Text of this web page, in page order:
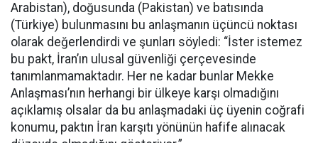
Arabistan), doğusunda (Pakistan) ve batısında
(Türkiye) bulunmasını bu anlaşmanın üçüncü noktası
olarak değerlendirdi ve şunları söyledi: “İster istemez
bu pakt, İran’ın ulusal güvenliği çerçevesinde
tanımlanmamaktadır. Her ne kadar bunlar Mekke
Anlaşması’nın herhangi bir ülkeye karşı olmadığını
açıklamış olsalar da bu anlaşmadaki üç üyenin coğrafi
konumu, paktın İran karşıtı yönünün hafife alınacak